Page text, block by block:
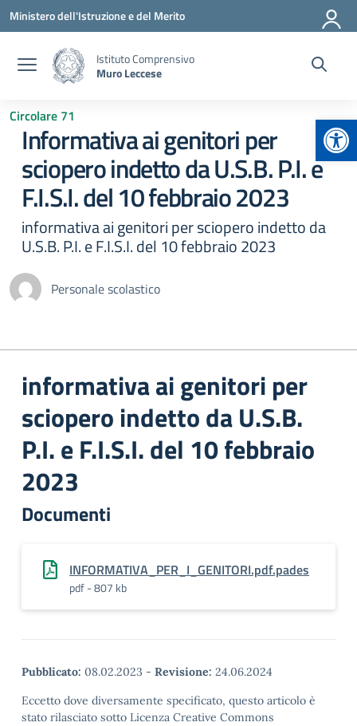
Vai ai contenuti
Vai al menu di navigazione
Vai al footer
Ministero dell'Istruzione e del Merito
Istituto Comprensivo
Muro Leccese
Circolare 71
Informativa ai genitori per
sciopero indetto da U.S.B. P.I. e
F.I.S.I. del 10 febbraio 2023
informativa ai genitori per sciopero indetto da
U.S.B. P.I. e F.I.S.I. del 10 febbraio 2023
Personale scolastico
informativa ai genitori per
sciopero indetto da U.S.B.
P.I. e F.I.S.I. del 10 febbraio
2023
Documenti
INFORMATIVA_PER_I_GENITORI.pdf.pades
pdf - 807 kb
Pubblicato: 08.02.2023 - Revisione: 24.06.2024
Eccetto dove diversamente specificato, questo articolo è
stato rilasciato sotto Licenza Creative Commons